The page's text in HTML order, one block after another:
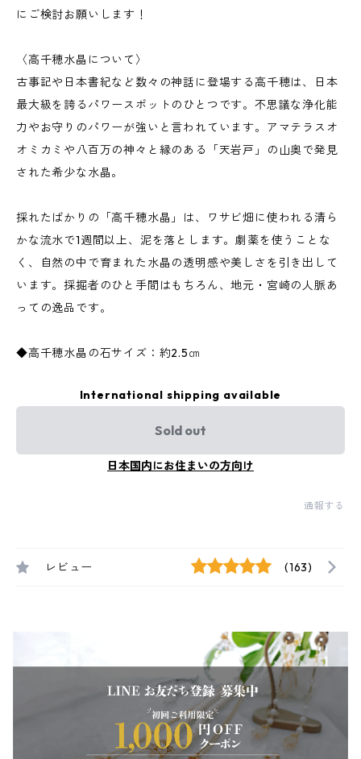
にご検討お願いします！
〈高千穂水晶について〉
古事記や日本書紀など数々の神話に登場する高千穂は、日本
最大級を誇るパワースポットのひとつです。不思議な浄化能
力やお守りのパワーが強いと言われています。アマテラスオ
オミカミや八百万の神々と縁のある「天岩戸」の山奥で発見
された希少な水晶。
採れたばかりの「高千穂水晶」は、ワサビ畑に使われる清ら
かな流水で1週間以上、泥を落とします。劇薬を使うことな
く、自然の中で育まれた水晶の透明感や美しさを引き出して
います。採掘者のひと手間はもちろん、地元・宮崎の人脈あ
っての逸品です。
◆高千穂水晶の石サイズ：約2.5㎝
International shipping available
Sold out
日本国内にお住まいの方向け
通報する
レビュー (163)